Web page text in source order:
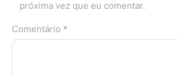
próxima vez que eu comentar.
Comentário *